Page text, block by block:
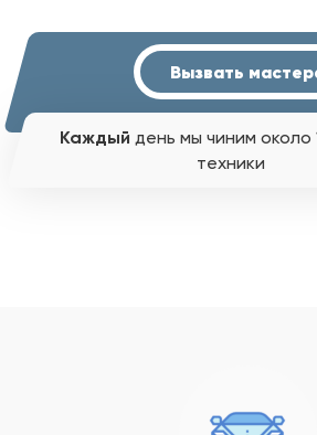
Вызвать
Каждый день мы чиним около
техники